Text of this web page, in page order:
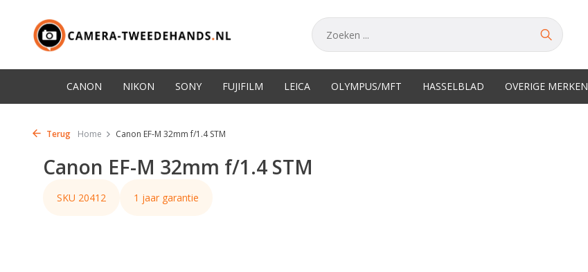
CANON NIKON SONY FUJIFILM LEICA OLYMPUS/MFT HASSELBLAD OVERIGE MERKEN
Terug Home Canon EF-M 32mm f/1.4 STM
Canon EF-M 32mm f/1.4 STM
SKU 20412 1 jaar garantie